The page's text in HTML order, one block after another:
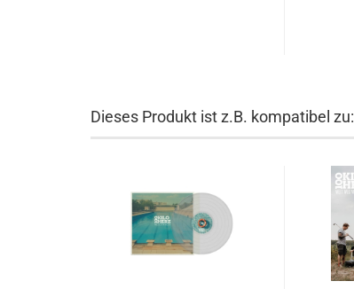
Dieses Produkt ist z.B. kompatibel zu: